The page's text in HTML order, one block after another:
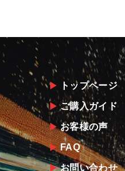
トップページ
ご購入ガイド
お客様の声
FAQ
お問い合わせ